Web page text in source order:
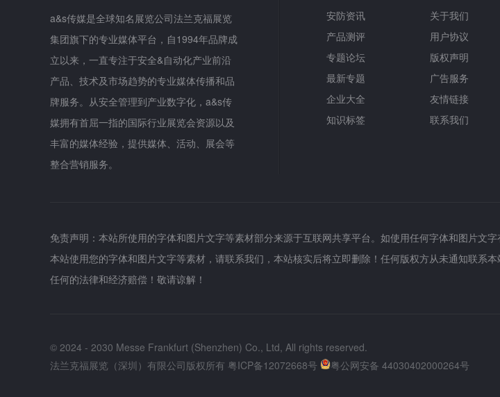
a&s传媒是全球知名展览公司法兰克福展览
集团旗下的专业媒体平台，自1994年品牌成
立以来，一直专注于安全&自动化产业前沿
产品、技术及市场趋势的专业媒体传播和品
牌服务。从安全管理到产业数字化，a&s传
媒拥有首屈一指的国际行业展览会资源以及
丰富的媒体经验，提供媒体、活动、展会等
整合营销服务。
安防资讯
产品测评
专题论坛
最新专题
企业大全
知识标签
关于我们
用户协议
版权声明
广告服务
友情链接
联系我们
免责声明：本站所使用的字体和图片文字等素材部分来源于互联网共享平台。如使用任何字体和图片文
本站使用您的字体和图片文字等素材，请联系我们，本站核实后将立即删除！任何版权方从未通知联系
任何的法律和经济赔偿！敬请谅解！
© 2024 - 2030 Messe Frankfurt (Shenzhen) Co., Ltd, All rights reserved.
法兰克福展览（深圳）有限公司版权所有 粤ICP备12072668号 粤公网安备 44030402000264号